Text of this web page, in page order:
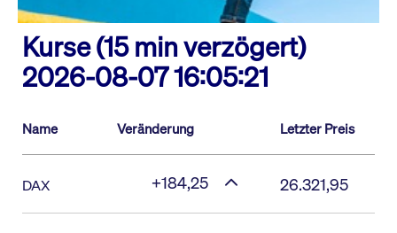
Kurse (15 min verzögert)
2026-08-07 16:05:21
Name Veränderung Letzter Preis
DAX +184,25 26.321,95